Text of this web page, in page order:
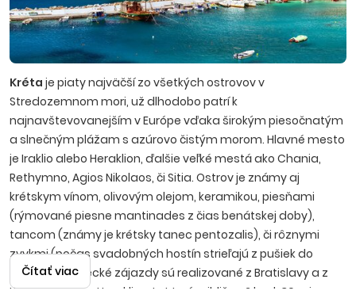
Kréta je piaty najväčší zo všetkých ostrovov v
Stredozemnom mori, už dlhodobo patrí k
najnavštevovanejším v Európe vďaka širokým piesočnatým
a slnečným plážam s azúrovo čistým morom. Hlavné mesto
je Iraklio alebo Heraklion, ďalšie veľké mestá ako Chania,
Rethymno, Agios Nikolaos, či Sitia. Ostrov je známy aj
krétskym vínom, olivovým olejom, keramikou, piesňami
(rýmované piesne mantinades z čias benátskej doby),
tancom (známy je krétsky tanec pentozalis), či rôznymi
zvykmi (počas svadobných hostín strieľajú z pušiek do
vzduchu). Letecké zájazdy sú realizované z Bratislavy a z
Košíc na letisko Heraklion. Let trvá približne 2 hod. 30 min
Čítať viac